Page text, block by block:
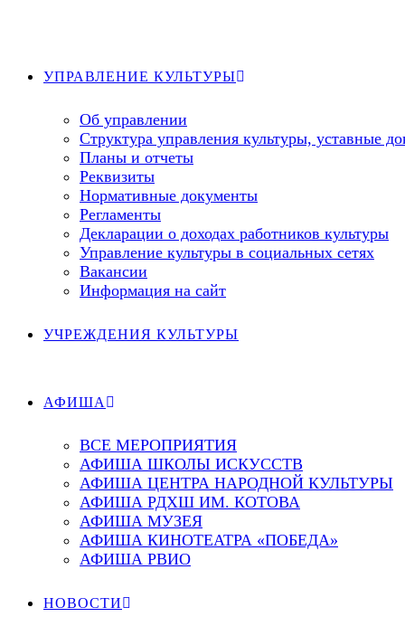
УПРАВЛЕНИЕ КУЛЬТУРЫ
Об управлении
Структура управления культуры, уставные
Планы и отчеты
Реквизиты
Нормативные документы
Регламенты
Декларации о доходах работников культуры
Управление культуры в социальных сетях
Вакансии
Информация на сайт
УЧРЕЖДЕНИЯ КУЛЬТУРЫ
АФИША
ВСЕ МЕРОПРИЯТИЯ
АФИША ШКОЛЫ ИСКУССТВ
АФИША ЦЕНТРА НАРОДНОЙ КУЛЬТУРЫ
АФИША РДХШ ИМ. КОТОВА
АФИША МУЗЕЯ
АФИША КИНОТЕАТРА «ПОБЕДА»
АФИША РВИО
НОВОСТИ